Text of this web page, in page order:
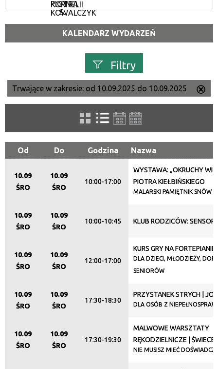
PIOTRA
S.
KORNELII
KOWALCZYK
KALENDARZ WYDARZEŃ
Filtry
Szukana fraza
Kategoria
Trwające w zakresie
Miejsce
Organizator
Promowane
Trwające w zakresie: od 10.09.2025 do 10.09.2025
ten
Od Do Godzina Nazwa
10.09
ŚRO
10.09
ŚRO
10:00-17:00
WYSTAWA: „OKRUCHY
PIOTRA KIEŁBIŃSKIEGO
MALARSKI PAMIĘTNIK SNÓW
10.09
ŚRO
10.09
ŚRO
10:00-10:45 KLUB RODZICÓW:
10.09
ŚRO
10.09
ŚRO
12:00-17:00
KURS GRY NA FORTEPIANIE
DLA DZIECI, MŁODZIEŻY,
SENIORÓW
10.09
ŚRO
10.09
ŚRO
17:30-18:30
PRZYSTANEK STRYCH |
DLA OSÓB Z
10.09
ŚRO
10.09
ŚRO
17:30-19:30
MALWOWE WARSZTATY
RĘKODZIELNICZE | ŚWIECE
NIE MUSISZ MIEĆ